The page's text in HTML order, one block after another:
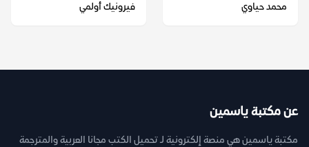
محمد حياوي
فيرونيك أولمي
عن مكتبة ياسمين
مكتبة ياسمين هي منصة إلكترونية لـ تحميل الكتب مجانا العربية والمترجمة